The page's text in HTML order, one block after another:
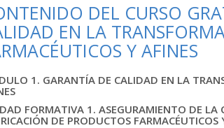
DEL CURSO
EN LA
Y AFINES
1. GARANTÍA DE CALIDAD EN LA
FORMATIVA 1. ASEGURAMIENTO DE LA
DE PRODUCTOS FARMACÉUTICOS